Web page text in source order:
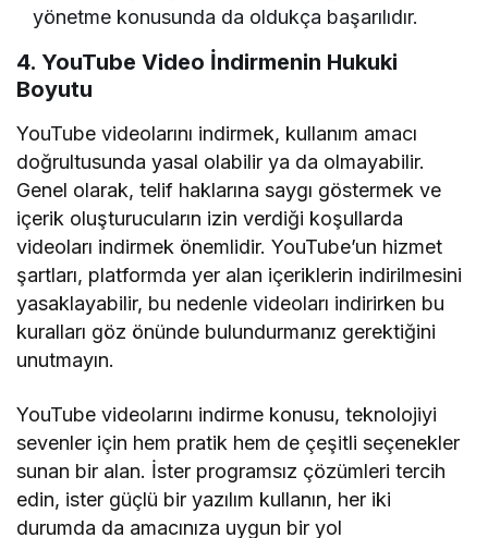
yönetme konusunda da oldukça başarılıdır.
4. YouTube Video İndirmenin Hukuki
Boyutu
YouTube videolarını indirmek, kullanım amacı
doğrultusunda yasal olabilir ya da olmayabilir.
Genel olarak, telif haklarına saygı göstermek ve
içerik oluşturucuların izin verdiği koşullarda
videoları indirmek önemlidir. YouTube’un hizmet
şartları, platformda yer alan içeriklerin indirilmesini
yasaklayabilir, bu nedenle videoları indirirken bu
kuralları göz önünde bulundurmanız gerektiğini
unutmayın.
YouTube videolarını indirme konusu, teknolojiyi
sevenler için hem pratik hem de çeşitli seçenekler
sunan bir alan. İster programsız çözümleri tercih
edin, ister güçlü bir yazılım kullanın, her iki
durumda da amacınıza uygun bir yol